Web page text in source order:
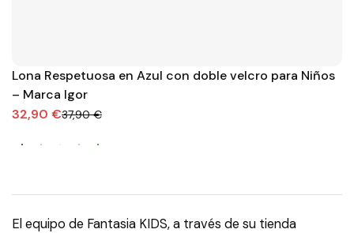
Lona Respetuosa en Azul con doble velcro para Niños
– Marca Igor
32,90 €37,90 €
El equipo de Fantasia KIDS, a través de su tienda